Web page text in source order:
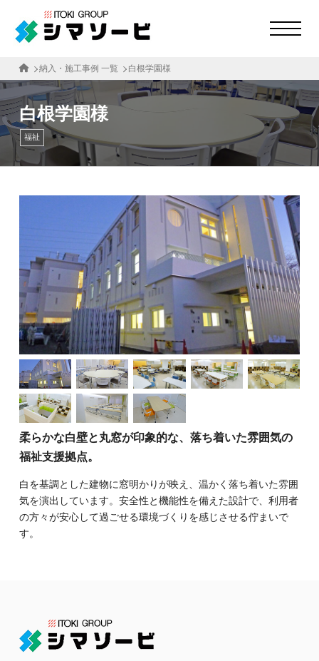
納入・施工事例 一覧 白根学園様
白根学園様
福祉
柔らかな白壁と丸窓が印象的な、落ち着いた雰囲気の
福祉支援拠点。
白を基調とした建物に窓明かりが映え、温かく落ち着いた雰囲
気を演出しています。安全性と機能性を備えた設計で、利用者
の方々が安心して過ごせる環境づくりを感じさせる佇まいで
す。